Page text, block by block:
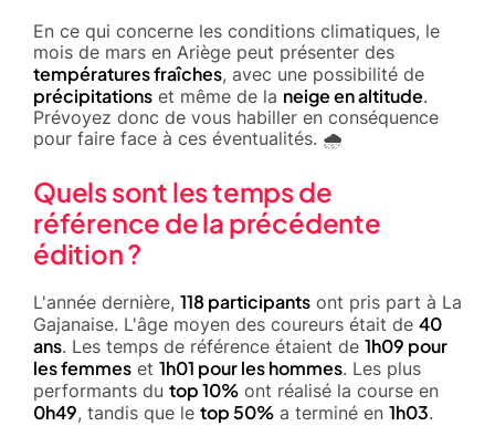
En ce qui concerne les conditions climatiques, le
mois de mars en Ariège peut présenter des
températures fraîches, avec une possibilité de
précipitations et même de la neige en altitude.
Prévoyez donc de vous habiller en conséquence
pour faire face à ces éventualités. 🌧️
Quels sont les temps de
référence de la précédente
édition ?
L'année dernière, 118 participants ont pris part à La
Gajanaise. L'âge moyen des coureurs était de 40
ans. Les temps de référence étaient de 1h09 pour
les femmes et 1h01 pour les hommes. Les plus
performants du top 10% ont réalisé la course en
0h49, tandis que le top 50% a terminé en 1h03.